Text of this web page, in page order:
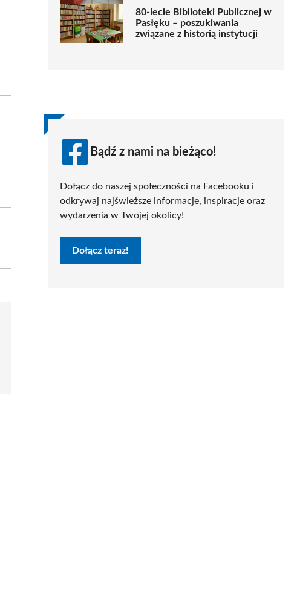
80-lecie Biblioteki Publicznej w
Pasłęku – poszukiwania
związane z historią instytucji
Bądź z nami na bieżąco!
Dołącz do naszej społeczności na Facebooku i
odkrywaj najświeższe informacje, inspiracje oraz
wydarzenia w Twojej okolicy!
Dołącz teraz!